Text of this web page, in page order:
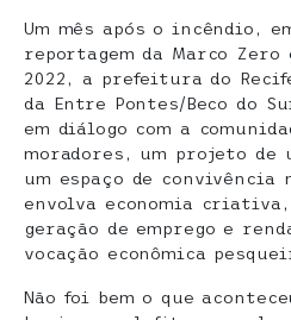
Um mês após o incêndio,
reportagem da Marco Zero
2022, a prefeitura do
da Entre Pontes/Beco do
em diálogo com a
moradores, um projeto de
um espaço de convivência
envolva economia
geração de emprego e
vocação econômica
Não foi bem o que